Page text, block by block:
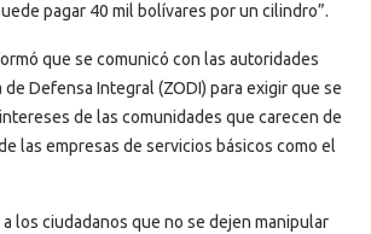
pagar 40 mil bolívares por un cilindro”.
que se comunicó con las autoridades
Defensa Integral (ZODI) para exigir que se
de las comunidades que carecen de
las empresas de servicios básicos como el
los ciudadanos que no se dejen manipular